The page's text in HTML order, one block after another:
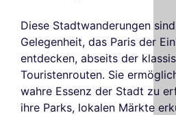
Diese Stadtwanderungen
Gelegenheit, das Paris der
entdecken, abseits der
Touristenrouten. Sie
wahre Essenz der Stadt zu
ihre Parks, lokalen Märkte